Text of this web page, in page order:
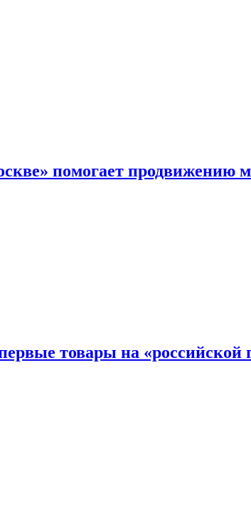
помогает продвижению
товары на «российской